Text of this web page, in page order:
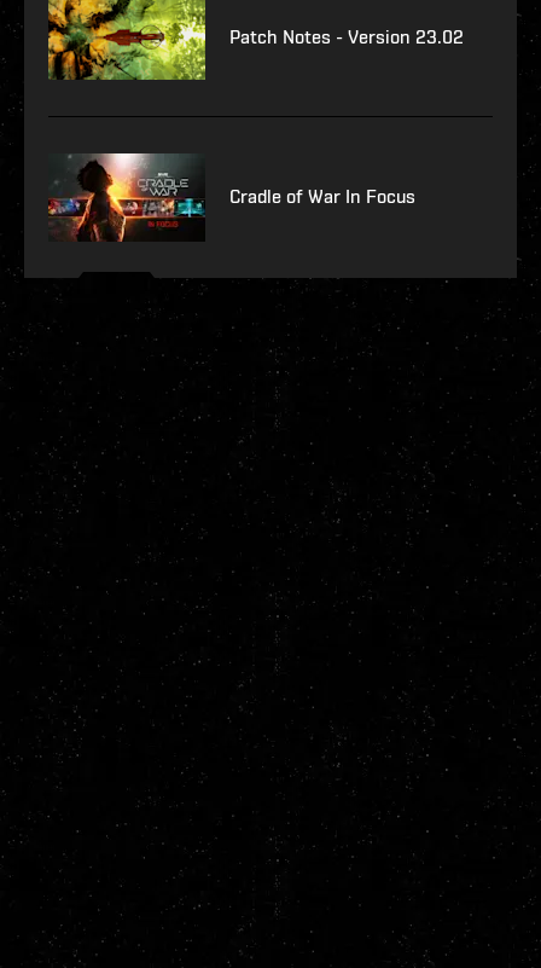
Patch Notes - Version 23.02
Cradle of War In Focus